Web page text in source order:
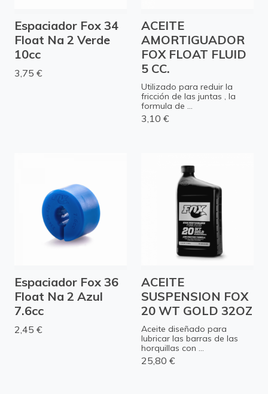
Espaciador Fox 34
Float Na 2 Verde
10cc
3,75 €
ACEITE
AMORTIGUADOR
FOX FLOAT FLUID
5 CC.
Utilizado para reduir la
fricción de las juntas , la
formula de ...
3,10 €
Espaciador Fox 36
Float Na 2 Azul
7.6cc
2,45 €
ACEITE
SUSPENSION FOX
20 WT GOLD 32OZ
Aceite diseñado para
lubricar las barras de las
horquillas con ...
25,80 €